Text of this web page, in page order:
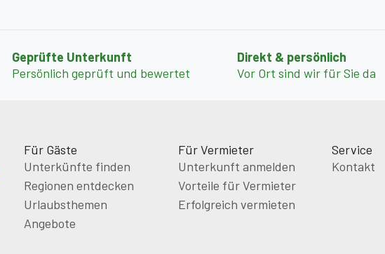
Geprüfte Unterkunft
Persönlich geprüft und bewertet
Direkt & persönlich
Vor Ort sind wir für Sie da
Für Gäste
Unterkünfte finden
Regionen entdecken
Urlaubsthemen
Angebote
Für Vermieter
Unterkunft anmelden
Vorteile für Vermieter
Erfolgreich vermieten
Service
Kontakt